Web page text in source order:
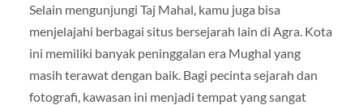
Selain mengunjungi Taj Mahal, kamu juga bisa
menjelajahi berbagai situs bersejarah lain di Agra. Kota
ini memiliki banyak peninggalan era Mughal yang
masih terawat dengan baik. Bagi pecinta sejarah dan
fotografi, kawasan ini menjadi tempat yang sangat